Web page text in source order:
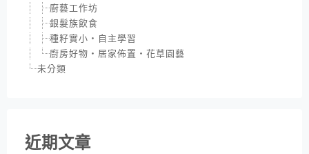
廚藝工作坊
銀髮族飲食
種籽實小‧自主學習
廚房好物‧居家佈置‧花草園藝
未分類
近期文章